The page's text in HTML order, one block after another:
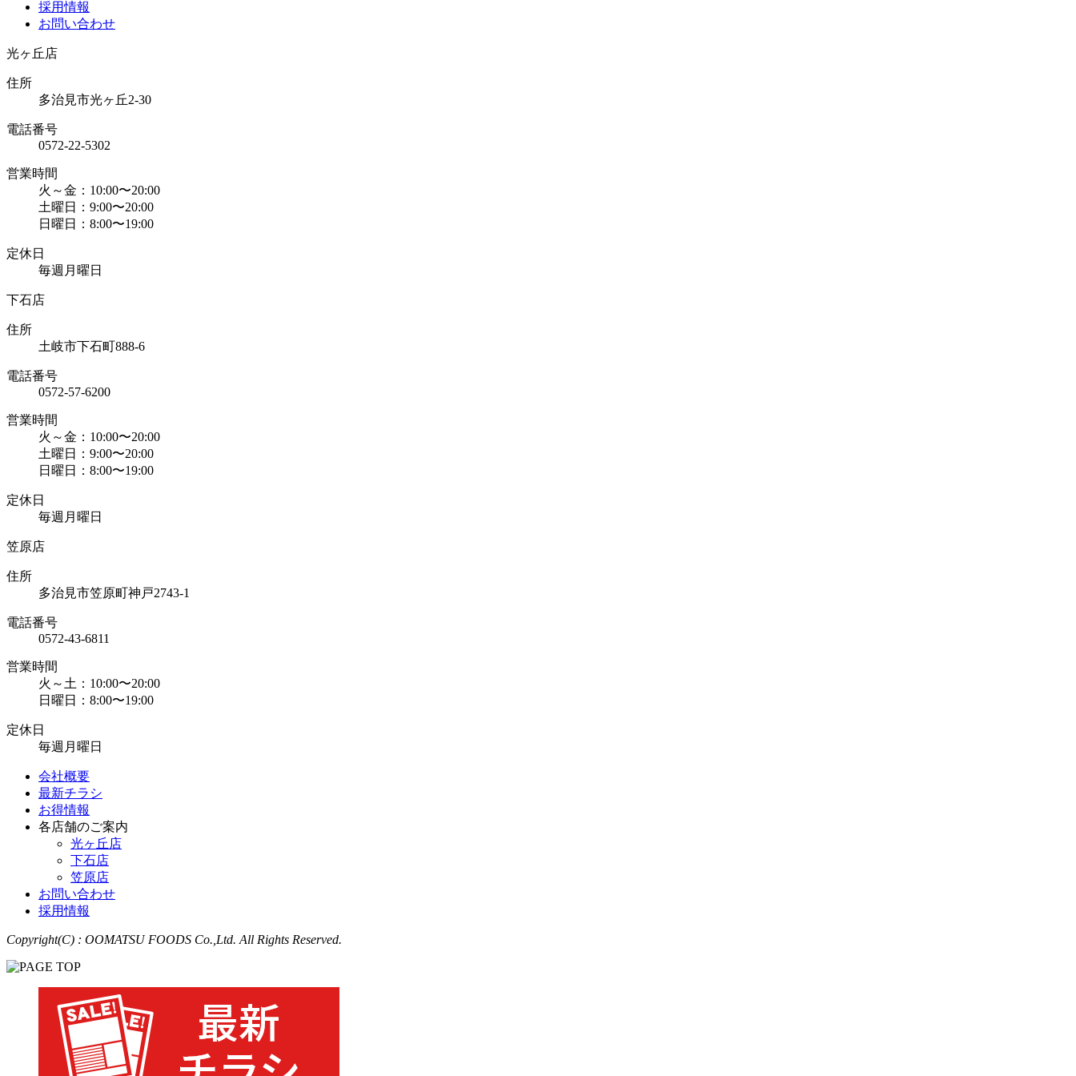
採用情報
お問い合わせ
光ヶ丘店
住所
多治見市光ヶ丘2-30
電話番号
0572-22-5302
営業時間
火～金：10:00〜20:00
土曜日：9:00〜20:00
日曜日：8:00〜19:00
定休日
毎週月曜日
下石店
住所
土岐市下石町888-6
電話番号
0572-57-6200
営業時間
火～金：10:00〜20:00
土曜日：9:00〜20:00
日曜日：8:00〜19:00
定休日
毎週月曜日
笠原店
住所
多治見市笠原町神戸2743-1
電話番号
0572-43-6811
営業時間
火～土：10:00〜20:00
日曜日：8:00〜19:00
定休日
毎週月曜日
会社概要
最新チラシ
お得情報
各店舗のご案内
光ヶ丘店
下石店
笠原店
お問い合わせ
採用情報
Copyright(C) : OOMATSU FOODS Co.,Ltd. All Rights Reserved.